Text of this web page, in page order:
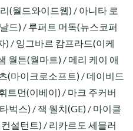
(월드와이드웹) / 아니타 로
드) / 루퍼트 머독(뉴스코퍼
) / 잉그바르 캄프라드(이케
월튼(월마트) / 메리 케이 애
(마이크로소프트) / 데이비드
트먼(이베이) / 마크 주커버
벅스) / 잭 웰치(GE) / 마이클
설턴트) / 리카르도 세믈러